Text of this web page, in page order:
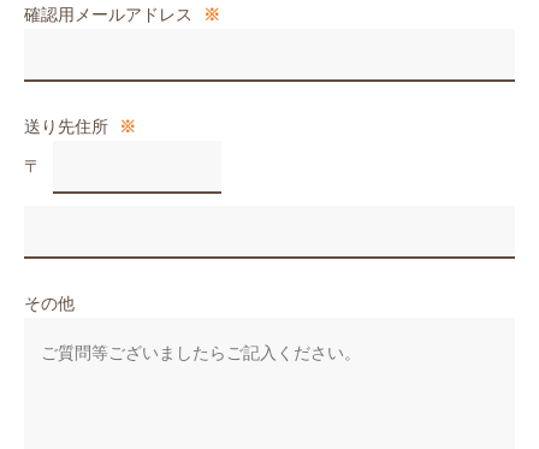
確認用メールアドレス ※
送り先住所 ※
〒
その他